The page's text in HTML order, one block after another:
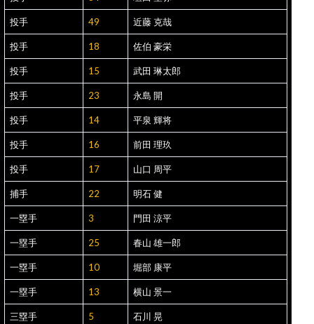
投手 49 近藤 克哉
投手 18 佐伯 豪栄
投手 15 武田 琳太郎
投手 23 永島 開
投手 14 平泉 輝将
投手 16 前田 理玖
投手 17 山口 周平
捕手 22 明石 健
一塁手 3 門田 涼平
一塁手 25 春山 雄一郎
一塁手 10 堀部 康平
一塁手 13 横山 景一
三塁手 5 石川 晃